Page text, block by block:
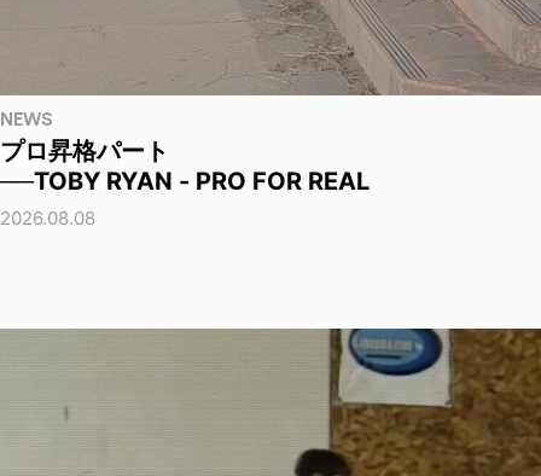
NEWS
プロ昇格パート
──TOBY RYAN - PRO FOR REAL
2026.08.08